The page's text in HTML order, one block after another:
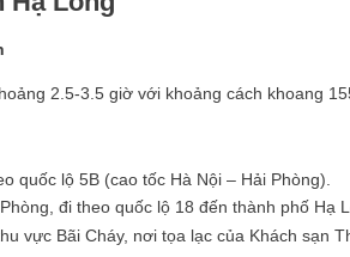
2.5-3.5 giờ với khoảng cách khoang
quốc lộ 5B (cao tốc Hà Nội – Hải Phòng).
đi theo quốc lộ 18 đến thành phố Hạ
vực Bãi Cháy, nơi tọa lạc của Khách sạn